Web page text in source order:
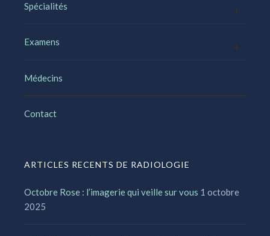
Spécialités
Examens
Médecins
Contact
ARTICLES RECENTS DE RADIOLOGIE
Octobre Rose : l’imagerie qui veille sur vous 1 octobre
2025